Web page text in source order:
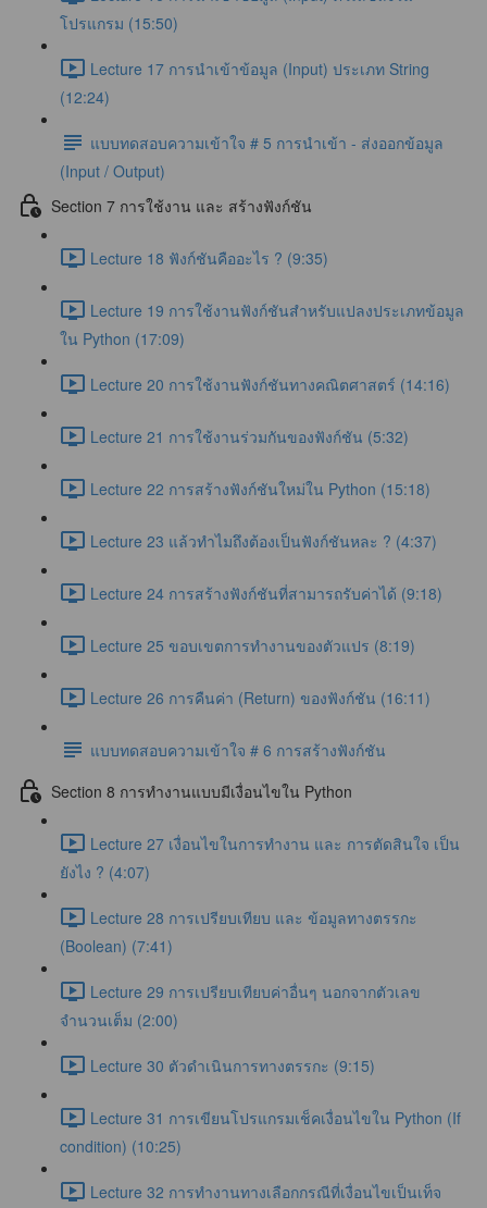
โปรแกรม (15:50)
Lecture 17 การนำเข้าข้อมูล (Input) ประเภท String
(12:24)
แบบทดสอบความเข้าใจ # 5 การนำเข้า - ส่งออกข้อมูล
(Input / Output)
Section 7 การใช้งาน และ สร้างฟังก์ชัน
Lecture 18 ฟังก์ชันคืออะไร ? (9:35)
Lecture 19 การใช้งานฟังก์ชันสำหรับแปลงประเภทข้อมูล
ใน Python (17:09)
Lecture 20 การใช้งานฟังก์ชันทางคณิตศาสตร์ (14:16)
Lecture 21 การใช้งานร่วมกันของฟังก์ชัน (5:32)
Lecture 22 การสร้างฟังก์ชันใหม่ใน Python (15:18)
Lecture 23 แล้วทำไมถึงต้องเป็นฟังก์ชันหละ ? (4:37)
Lecture 24 การสร้างฟังก์ชันที่สามารถรับค่าได้ (9:18)
Lecture 25 ขอบเขตการทำงานของตัวแปร (8:19)
Lecture 26 การคืนค่า (Return) ของฟังก์ชัน (16:11)
แบบทดสอบความเข้าใจ # 6 การสร้างฟังก์ชัน
Section 8 การทำงานแบบมีเงื่อนไขใน Python
Lecture 27 เงื่อนไขในการทำงาน และ การตัดสินใจ เป็น
ยังไง ? (4:07)
Lecture 28 การเปรียบเทียบ และ ข้อมูลทางตรรกะ
(Boolean) (7:41)
Lecture 29 การเปรียบเทียบค่าอื่นๆ นอกจากตัวเลข
จำนวนเต็ม (2:00)
Lecture 30 ตัวดำเนินการทางตรรกะ (9:15)
Lecture 31 การเขียนโปรแกรมเช็คเงื่อนไขใน Python (If
condition) (10:25)
Lecture 32 การทำงานทางเลือกกรณีที่เงื่อนไขเป็นเท็จ